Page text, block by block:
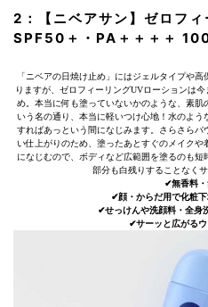
2：【ニベアサン】ゼロフ
SPF50＋・PA＋＋＋＋
「ニベアの日焼け止め」にはジェルタイプや
りますが、ゼロフィーリングUVローションは
め。本当に何も塗っていないかのような、素
いう名の通り、本当に軽いつけ心地！水のよ
すればあっという間になじみます。さらさら
い仕上がりのため、塗ったあとすぐのメイク
になじむので、ボディなど広範囲を塗るのも
部分も白残りすることなく
✔︎無香料
✔︎顔・からだ用で化粧
✔︎せっけんや洗顔料・全身
✔︎サーッと広がる